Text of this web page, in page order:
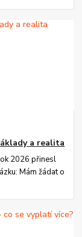
a realita
2026 přinesl
Mám žádat o